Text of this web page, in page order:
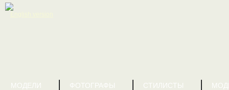
МОДЕЛИ ФОТОГРАФЫ СТИЛИСТЫ